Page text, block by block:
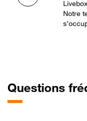
Notre
Questions